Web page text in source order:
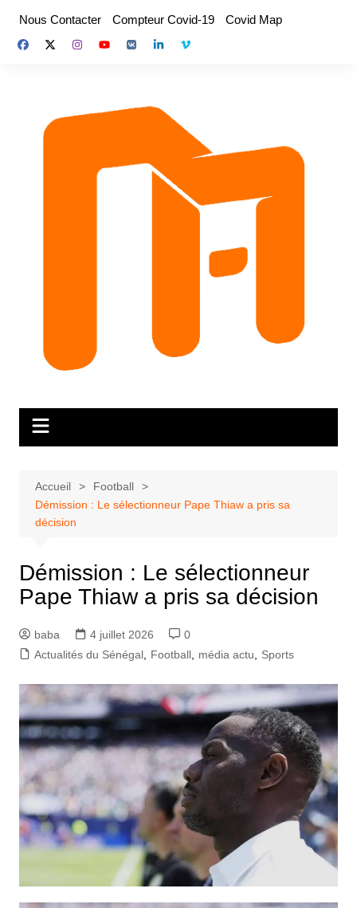
contenu
Nous Contacter Compteur Covid-19 Covid Map
Accueil
Football
Démission : Le sélectionneur Pape Thiaw a pris sa
décision
Démission : Le sélectionneur
Pape Thiaw a pris sa décision
baba 4 juillet 2026
0
Actualités du Sénégal, Football, média actu Sports